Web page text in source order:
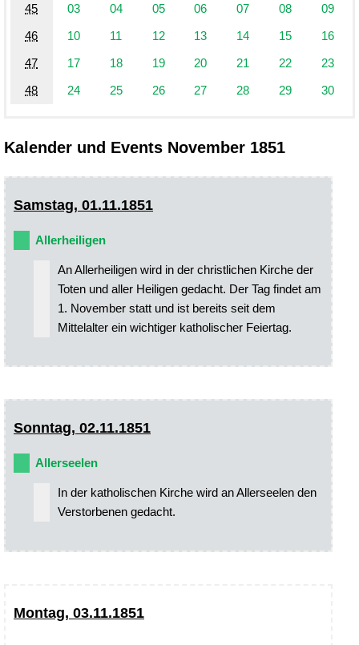
45
03 04 05 06 07 08
09
46
10 11 12 13 14 15
16
47
17 18 19 20 21 22
23
48
24 25 26 27 28 29 30
Kalender und Events November 1851
Samstag, 01.11.1851
Allerheiligen
An Allerheiligen wird in der christlichen Kirche der
Toten und aller Heiligen gedacht. Der Tag findet am
1. November statt und ist bereits seit dem
Mittelalter ein wichtiger katholischer Feiertag.
Sonntag, 02.11.1851
Allerseelen
In der katholischen Kirche wird an Allerseelen den
Verstorbenen gedacht.
Montag, 03.11.1851